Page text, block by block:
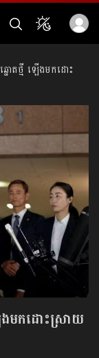
នោតថ្មី ឡើងមកដោះ
ងមកដោះស្រាយ